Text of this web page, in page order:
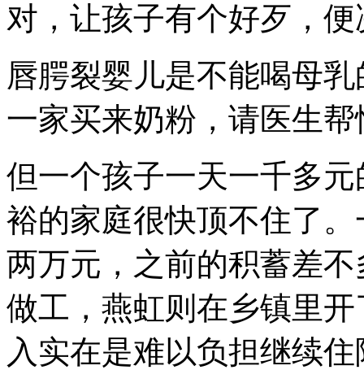
对，让孩子有个好歹，
唇腭裂婴儿是不能喝母
一家买来奶粉，请医生帮
但一个孩子一天一千多
裕的家庭很快顶不住了
两万元，之前的积蓄差
做工，燕虹则在乡镇里
入实在是难以负担继续